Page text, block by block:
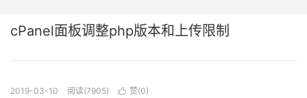
cPanel面板调整php版本和上传限制
2019-03-10 阅读(7905)  赞(0)